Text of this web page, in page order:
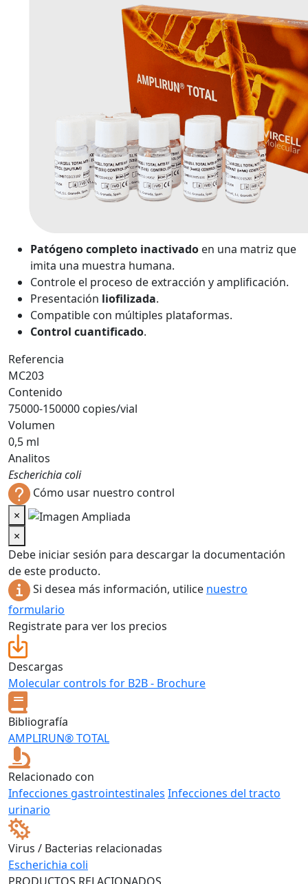
Patógeno completo inactivado en una matriz que
imita una muestra humana.
Controle el proceso de extracción y amplificación.
Presentación liofilizada.
Compatible con múltiples plataformas.
Control cuantificado.
Referencia
MC203
Contenido
75000-150000 copies/vial
Volumen
0,5 ml
Analitos
Escherichia coli
Cómo usar nuestro control
×
×
Debe iniciar sesión para descargar la documentación
de este producto.
Si desea más información, utilice nuestro
formulario
Registrate para ver los precios
Descargas
Molecular controls for B2B - Brochure
Bibliografía
AMPLIRUN® TOTAL
Relacionado con
Infecciones gastrointestinales Infecciones del tracto
urinario
Virus / Bacterias relacionadas
Escherichia coli